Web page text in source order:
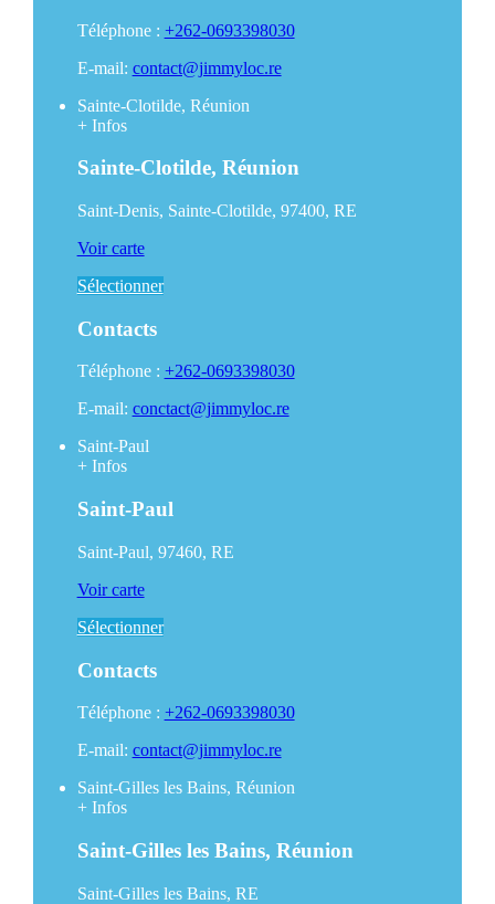
Téléphone : +262-0693398030
E-mail: contact@jimmyloc.re
Sainte-Clotilde, Réunion
+Infos
Sainte-Clotilde, Réunion
Saint-Denis, Sainte-Clotilde, 97400, RE
Voir carte
Sélectionner
Contacts
Téléphone : +262-0693398030
E-mail: conctact@jimmyloc.re
Saint-Paul
+Infos
Saint-Paul
Saint-Paul, 97460, RE
Voir carte
Sélectionner
Contacts
Téléphone : +262-0693398030
E-mail: contact@jimmyloc.re
Saint-Gilles les Bains, Réunion
+Infos
Saint-Gilles les Bains, Réunion
Saint-Gilles les Bains, RE